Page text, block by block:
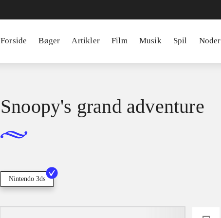
Forside Bøger Artikler Film Musik Spil Noder
Snoopy's grand adventure
Nintendo 3ds